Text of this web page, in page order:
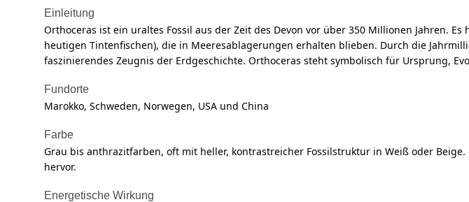
Einleitung
Orthoceras ist ein uraltes Fossil aus der Zeit des Devon vor über 350 Millionen Jahren.
heutigen Tintenfischen), die in Meeresablagerungen erhalten blieben. Durch die
faszinierendes Zeugnis der Erdgeschichte. Orthoceras steht symbolisch für Ursprung,
Fundorte
Marokko, Schweden, Norwegen, USA und China
Farbe
Grau bis anthrazitfarben, oft mit heller, kontrastreicher Fossilstruktur in Weiß oder
hervor.
Energetische Wirkung